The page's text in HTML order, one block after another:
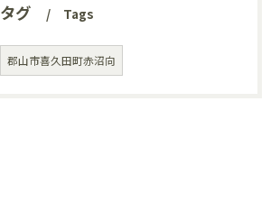
タグ Tags
郡山市喜久田町赤沼向